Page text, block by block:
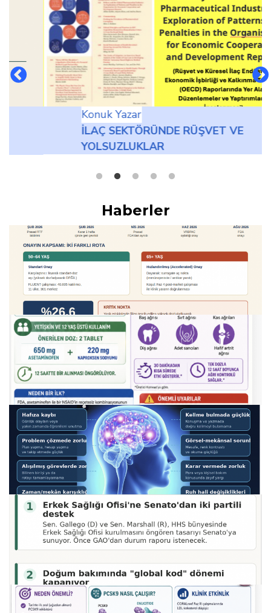
Konuk Yazar
İLAÇ SEKTÖRÜNDE RÜŞVET VE
YOLSUZLUKLAR
Haberler
06.08.2026
covidden sonra inflüenza için de mrna aşısı
25.07.2026
parasetamol+naproksen abd’de ruhsat aldi
23.07.2026
alzhei̇mer tedavi̇si̇nde büyük umut mu?